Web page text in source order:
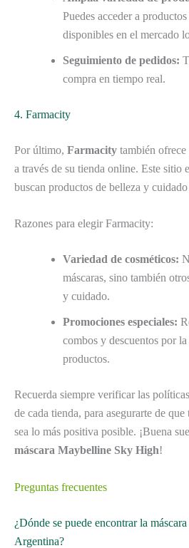
Puedes acceder a
disponibles en el mercado
Seguimiento de pedidos:
compra en tiempo real.
4. Farmacity
Por último, Farmacity también
a través de su tienda online. Este sitio
buscan productos de belleza y
Razones para elegir Farmacity:
Variedad de cosméticos:
máscaras, sino también
y cuidado.
Promociones especiales:
combos y descuentos por
productos.
Recuerda siempre verificar las
de cada tienda, para asegurarte de
sea lo más positiva posible. ¡Buena
máscara Maybelline Sky High!
Preguntas frecuentes
¿Dónde se puede encontrar la
Argentina?